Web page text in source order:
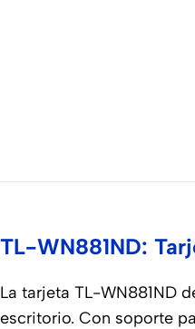
Cargadores
Auto
TL-WN881ND:
La tarjeta TL-WN881ND
escritorio. Con soporte